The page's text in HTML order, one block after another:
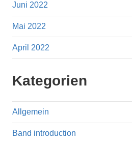
Juni 2022
Mai 2022
April 2022
Kategorien
Allgemein
Band introduction